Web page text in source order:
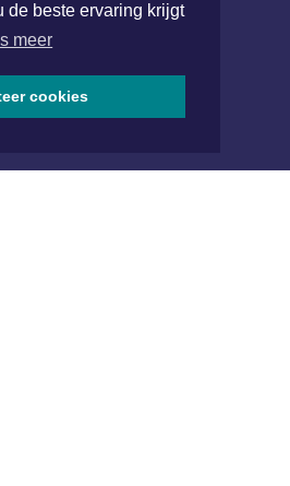
de beste ervaring krijgt
meer
cookies